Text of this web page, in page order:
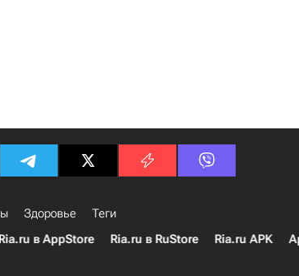
Здоровье
Теги
Ria.ru в AppStore Ria.ru в RuStore Ria.ru APK